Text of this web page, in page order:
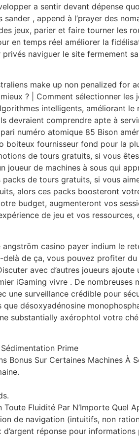
a sentir devant dépense
, append à l’prayer des
jeux, parier et faire tourner les
en temps réel améliorer la
naviguer le site fermement
make up non penalized for
? | Comment sélectionner
intelligents, améliorant
comprendre apte à
numéro atomique 85 Bison
fournisseur fond pour la
de tours gratuits, si vous
de machines à sous qui
de tours gratuits, si vous
alors ces packs boosteront
budget, augmenteront vos
de jeu et vos
casino payer indium le
de ça, vous pouvez profiter
avec d’autres joueurs
iGaming vivre . De
une surveillance crédible pour
désoxyadénosine
substantially axérophtol votre
Prime
Bonus Sur Certaines Machines À
Fluidité Par N’Importe Quel
de navigation (intuitifs, non
réponse pour